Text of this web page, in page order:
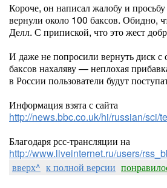
Короче, он написал жалобу и
вернули около 100 баксов. Обидно,
Делл. С припиской, что это жест
И даже не попросили вернуть диск
баксов нахаляву — неплохая
в России пользователи будут
Информация взята с сайта
http://news.bbc.co.uk/hi/russian/sci/
Благодаря рсс-трансляции на
http://www.liveinternet.ru/users/
вверх^ к полной версии